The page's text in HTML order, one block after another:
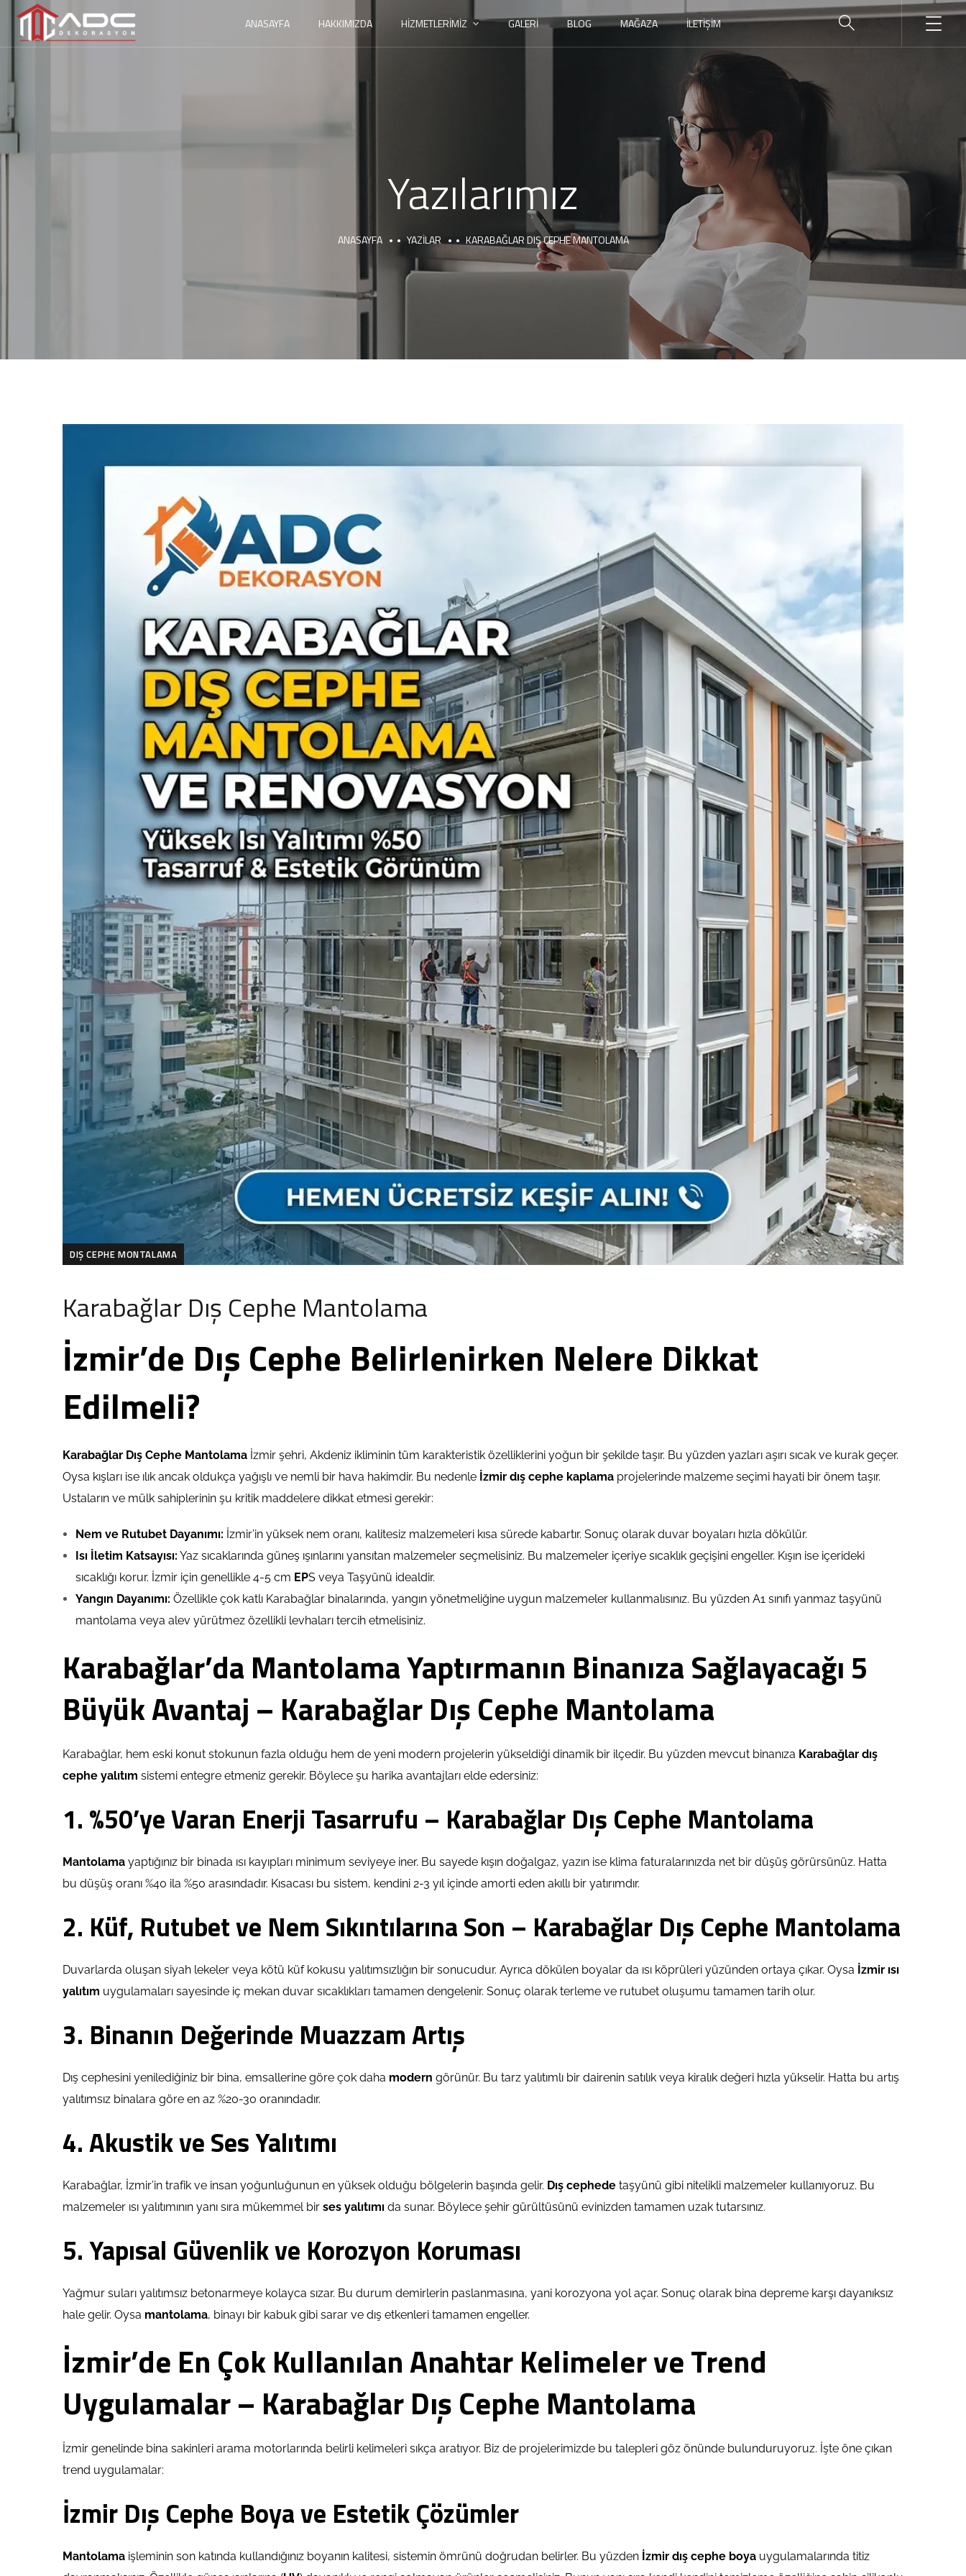
ANASAYFA HAKKIMIZDA HIZMETLERIMIZ GALERI BLOG MAĞAZA İLETIŞIM
Yazılarımız
ANASAYFA YAZILAR KARABAĞLAR DIŞ CEPHE MANTOLAMA
DIŞ CEPHE MONTALAMA
Karabağlar Dış Cephe Mantolama
İzmir’de Dış Cephe Belirlenirken Nelere Dikkat
Edilmeli?
Karabağlar Dış Cephe Mantolama İzmir şehri, Akdeniz ikliminin tüm karakteristik özelliklerini yoğun bir şekilde taşır. Bu yüzden yazları aşırı sıcak ve kurak geçer.
Oysa kışları ise ılık ancak oldukça yağışlı ve nemli bir hava hakimdir. Bu nedenle İzmir dış cephe kaplama projelerinde malzeme seçimi hayati bir önem taşır.
Ustaların ve mülk sahiplerinin şu kritik maddelere dikkat etmesi gerekir:
Nem ve Rutubet Dayanımı: İzmir’in yüksek nem oranı, kalitesiz malzemeleri kısa sürede kabartır. Sonuç olarak duvar boyaları hızla dökülür.
Isı İletim Katsayısı: Yaz sıcaklarında güneş ışınlarını yansıtan malzemeler seçmelisiniz. Bu malzemeler içeriye sıcaklık geçişini engeller. Kışın ise içerideki
sıcaklığı korur. İzmir için genellikle 4-5 cm EPS veya Taşyünü idealdir.
Yangın Dayanımı: Özellikle çok katlı Karabağlar binalarında, yangın yönetmeliğine uygun malzemeler kullanmalısınız. Bu yüzden A1 sınıfı yanmaz taşyünü
mantolama veya alev yürütmez özellikli levhaları tercih etmelisiniz.
Karabağlar’da Mantolama Yaptırmanın Binanıza Sağlayacağı 5
Büyük Avantaj – Karabağlar Dış Cephe Mantolama
Karabağlar, hem eski konut stokunun fazla olduğu hem de yeni modern projelerin yükseldiği dinamik bir ilçedir. Bu yüzden mevcut binanıza Karabağlar dış
cephe yalıtım sistemi entegre etmeniz gerekir. Böylece şu harika avantajları elde edersiniz:
1. %50’ye Varan Enerji Tasarrufu – Karabağlar Dış Cephe Mantolama
Mantolama yaptığınız bir binada ısı kayıpları minimum seviyeye iner. Bu sayede kışın doğalgaz, yazın ise klima faturalarınızda net bir düşüş görürsünüz. Hatta
bu düşüş oranı %40 ila %50 arasındadır. Kısacası bu sistem, kendini 2-3 yıl içinde amorti eden akıllı bir yatırımdır.
2. Küf, Rutubet ve Nem Sıkıntılarına Son – Karabağlar Dış Cephe Mantolama
Duvarlarda oluşan siyah lekeler veya kötü küf kokusu yalıtımsızlığın bir sonucudur. Ayrıca dökülen boyalar da ısı köprüleri yüzünden ortaya çıkar. Oysa İzmir ısı
yalıtım uygulamaları sayesinde iç mekan duvar sıcaklıkları tamamen dengelenir. Sonuç olarak terleme ve rutubet oluşumu tamamen tarih olur.
3. Binanın Değerinde Muazzam Artış
Dış cephesini yenilediğiniz bir bina, emsallerine göre çok daha modern görünür. Bu tarz yalıtımlı bir dairenin satılık veya kiralık değeri hızla yükselir. Hatta bu artış
yalıtımsız binalara göre en az %20-30 oranındadır.
4. Akustik ve Ses Yalıtımı
Karabağlar, İzmir’in trafik ve insan yoğunluğunun en yüksek olduğu bölgelerin başında gelir. Dış cephede taşyünü gibi nitelikli malzemeler kullanıyoruz. Bu
malzemeler ısı yalıtımının yanı sıra mükemmel bir ses yalıtımı da sunar. Böylece şehir gürültüsünü evinizden tamamen uzak tutarsınız.
5. Yapısal Güvenlik ve Korozyon Koruması
Yağmur suları yalıtımsız betonarmeye kolayca sızar. Bu durum demirlerin paslanmasına, yani korozyona yol açar. Sonuç olarak bina depreme karşı dayanıksız
hale gelir. Oysa mantolama, binayı bir kabuk gibi sarar ve dış etkenleri tamamen engeller.
İzmir’de En Çok Kullanılan Anahtar Kelimeler ve Trend
Uygulamalar – Karabağlar Dış Cephe Mantolama
İzmir genelinde bina sakinleri arama motorlarında belirli kelimeleri sıkça aratıyor. Biz de projelerimizde bu talepleri göz önünde bulunduruyoruz. İşte öne çıkan
trend uygulamalar:
İzmir Dış Cephe Boya ve Estetik Çözümler
Mantolama işleminin son katında kullandığınız boyanın kalitesi, sistemin ömrünü doğrudan belirler. Bu yüzden İzmir dış cephe boya uygulamalarında titiz